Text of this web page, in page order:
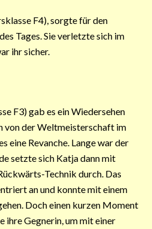
F4), sorgte für den
Tages. Sie verletzte sich im
ihr sicher.
F3) gab es ein Wiedersehen
von der Weltmeisterschaft im
eine Revanche. Lange war der
setzte sich Katja dann mit
Technik durch. Das
an und konnte mit einem
Doch einen kurzen Moment
Gegnerin, um mit einer